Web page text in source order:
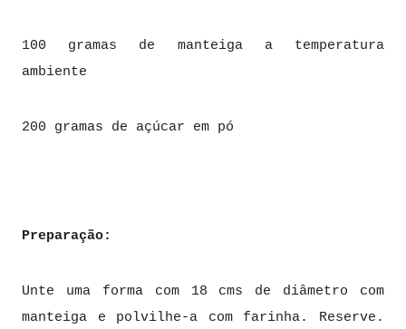
100 gramas de manteiga a temperatura
ambiente
200 gramas de açúcar em pó
Preparação:
Unte uma forma com 18 cms de diâmetro com
manteiga e polvilhe-a com farinha. Reserve.